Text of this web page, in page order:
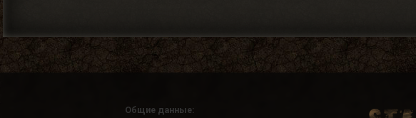
Общие данные: